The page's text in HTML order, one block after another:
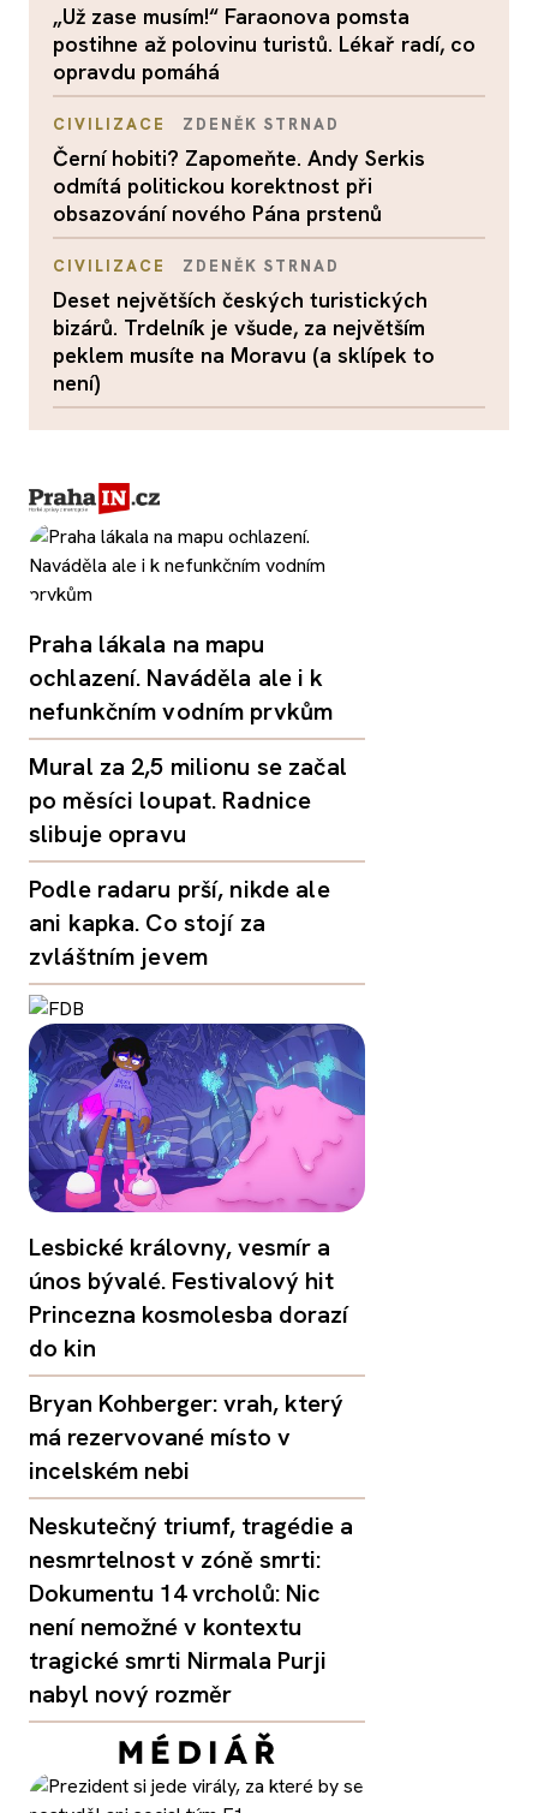
„Už zase musím!“ Faraonova pomsta
postihne až polovinu turistů. Lékař radí, co
opravdu pomáhá
CIVILIZACE ZDENĚK STRNAD
Černí hobiti? Zapomeňte. Andy Serkis
odmítá politickou korektnost při
obsazování nového Pána prstenů
CIVILIZACE ZDENĚK STRNAD
Deset největších českých turistických
bizárů. Trdelník je všude, za největším
peklem musíte na Moravu (a sklípek to
není)
Praha lákala na mapu
ochlazení. Naváděla ale i k
nefunkčním vodním prvkům
Mural za 2,5 milionu se začal
po měsíci loupat. Radnice
slibuje opravu
Podle radaru prší, nikde ale
ani kapka. Co stojí za
zvláštním jevem
Lesbické královny, vesmír a
únos bývalé. Festivalový hit
Princezna kosmolesba dorazí
do kin
Bryan Kohberger: vrah, který
má rezervované místo v
incelském nebi
Neskutečný triumf, tragédie a
nesmrtelnost v zóně smrti:
Dokumentu 14 vrcholů: Nic
není nemožné v kontextu
tragické smrti Nirmala Purji
nabyl nový rozměr